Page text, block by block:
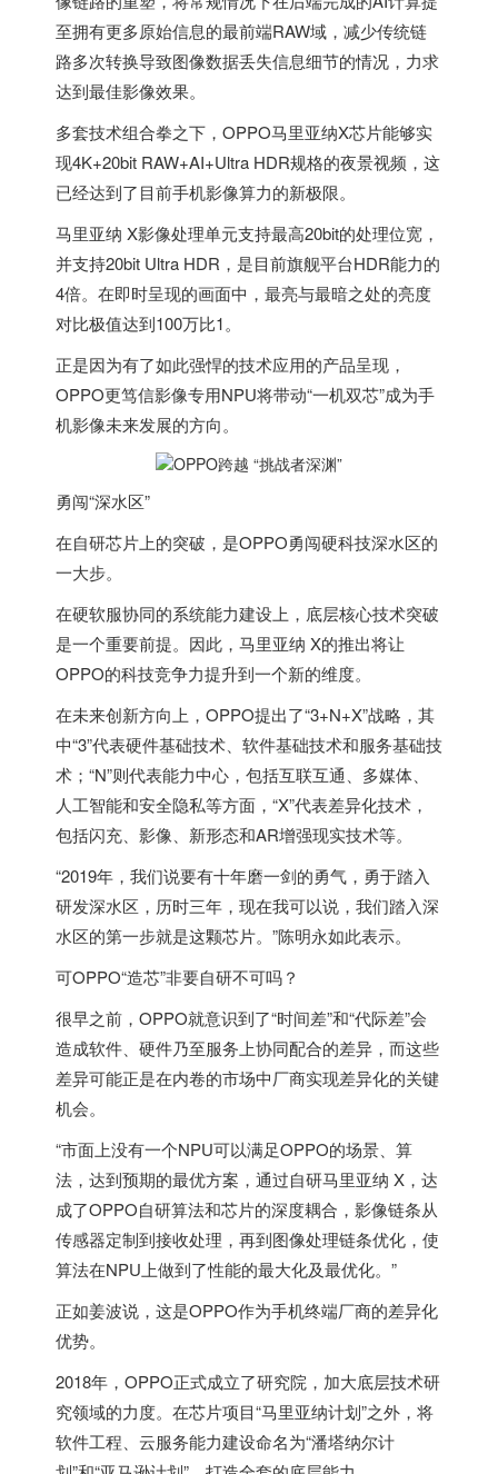
至拥有更多原始信息的最前端RAW域，减少传统链
路多次转换导致图像数据丢失信息细节的情况，力求
达到最佳影像效果。
多套技术组合拳之下，OPPO马里亚纳X芯片能够实
现4K+20bit RAW+AI+Ultra HDR规格的夜景视频，这
已经达到了目前手机影像算力的新极限。
马里亚纳 X影像处理单元支持最高20bit的处理位宽，
并支持20bit Ultra HDR，是目前旗舰平台HDR能力的
4倍。在即时呈现的画面中，最亮与最暗之处的亮度
对比极值达到100万比1。
正是因为有了如此强悍的技术应用的产品呈现，
OPPO更笃信影像专用NPU将带动“一机双芯”成为手
机影像未来发展的方向。
勇闯“深水区”
在自研芯片上的突破，是OPPO勇闯硬科技深水区的
一大步。
在硬软服协同的系统能力建设上，底层核心技术突破
是一个重要前提。因此，马里亚纳 X的推出将让
OPPO的科技竞争力提升到一个新的维度。
在未来创新方向上，OPPO提出了“3+N+X”战略，其
中“3”代表硬件基础技术、软件基础技术和服务基础技
术；“N”则代表能力中心，包括互联互通、多媒体、
人工智能和安全隐私等方面，“X”代表差异化技术，
包括闪充、影像、新形态和AR增强现实技术等。
“2019年，我们说要有十年磨一剑的勇气，勇于踏入
研发深水区，历时三年，现在我可以说，我们踏入深
水区的第一步就是这颗芯片。”陈明永如此表示。
可OPPO“造芯”非要自研不可吗？
很早之前，OPPO就意识到了“时间差”和“代际差”会
造成软件、硬件乃至服务上协同配合的差异，而这些
差异可能正是在内卷的市场中厂商实现差异化的关键
机会。
“市面上没有一个NPU可以满足OPPO的场景、算
法，达到预期的最优方案，通过自研马里亚纳 X，达
成了OPPO自研算法和芯片的深度耦合，影像链条从
传感器定制到接收处理，再到图像处理链条优化，使
算法在NPU上做到了性能的最大化及最优化。”
正如姜波说，这是OPPO作为手机终端厂商的差异化
优势。
2018年，OPPO正式成立了研究院，加大底层技术研
究领域的力度。在芯片项目“马里亚纳计划”之外，将
软件工程、云服务能力建设命名为“潘塔纳尔计